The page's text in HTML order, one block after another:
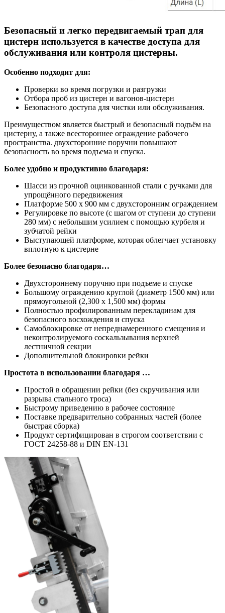
Безопасный и легко передвигаемый трап для
цистерн используется в качестве доступа для
обслуживания или контроля цистерны.
Особенно подходит для:
Проверки во время погрузки и разгрузки
Отбора проб из цистерн и вагонов-цистерн
Безопасного доступа для чистки или обслуживания.
Преимуществом является быстрый и безопасный подъём на
цистерну, а также всестороннее ограждение рабочего
пространства. двухсторонние поручни повышают
безопасность во время подъема и спуска.
Более удобно и продуктивно благодаря:
Шасси из прочной оцинкованной стали с ручками для
упрощённого передвижения
Платформе 500 х 900 мм с двухсторонним ограждением
Регулировке по высоте (с шагом от ступени до ступени
280 мм) с небольшим усилием с помощью курбеля и
зубчатой рейки
Выступающей платформе, которая облегчает установку
вплотную к цистерне
Более безопасно благодаря…
Двухстороннему поручню при подъеме и спуске
Большому ограждению круглой (диаметр 1500 мм) или
прямоугольной (2,300 х 1,500 мм) формы
Полностью профилированным перекладинам для
безопасного восхождения и спуска
Самоблокировке от непреднамеренного смещения и
неконтролируемого соскальзывания верхней
лестничной секции
Дополнительной блокировки рейки
Простота в использовании благодаря …
Простой в обращении рейки (без скручивания или
разрыва стального троса)
Быстрому приведению в рабочее состояние
Поставке предварительно собранных частей (более
быстрая сборка)
Продукт сертифицирован в строгом соответствии с
ГОСТ 24258-88 и DIN EN-131